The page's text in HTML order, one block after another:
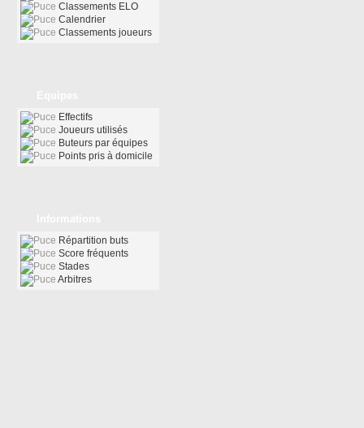
Classements ELO
Calendrier
Classements joueurs
Effectifs
Joueurs utilisés
Buteurs par équipes
Points pris à domicile
Répartition buts
Score fréquents
Stades
Arbitres